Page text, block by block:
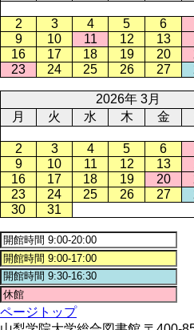
2
3 4 5 6
9
10 11 12 13
16
17 18 19 20
23
24 25 26 27
2026年 3月
月
火 水 木 金
2
3 4 5 6
9
10 11 12 13
16
17 18 19 20
23
24 25 26 27
30
31
ページトップ